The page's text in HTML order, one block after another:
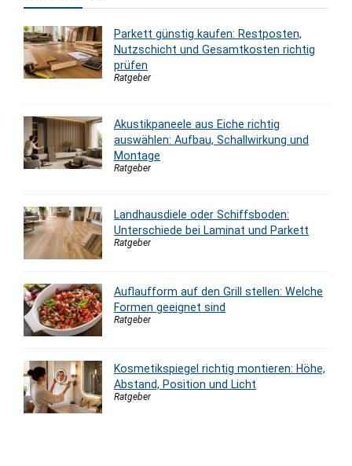
Parkett günstig kaufen: Restposten,
Nutzschicht und Gesamtkosten richtig
prüfen
Ratgeber
Akustikpaneele aus Eiche richtig
auswählen: Aufbau, Schallwirkung und
Montage
Ratgeber
Landhausdiele oder Schiffsboden:
Unterschiede bei Laminat und Parkett
Ratgeber
Auflaufform auf den Grill stellen: Welche
Formen geeignet sind
Ratgeber
Kosmetikspiegel richtig montieren: Höhe,
Abstand, Position und Licht
Ratgeber